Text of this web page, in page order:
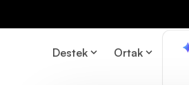
Destek Ortak